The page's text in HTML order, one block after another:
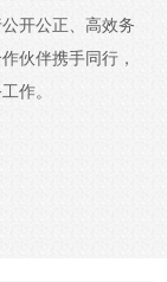
开公正、高效务
伙伴携手同行，
作。